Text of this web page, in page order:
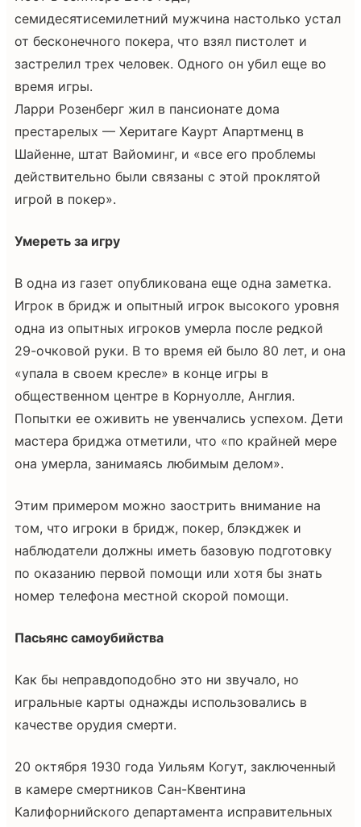
семидесятисемилетний мужчина настолько устал
от бесконечного покера, что взял пистолет и
застрелил трех человек. Одного он убил еще во
время игры.
Ларри Розенберг жил в пансионате дома
престарелых — Херитаге Каурт Апартменц в
Шайенне, штат Вайоминг, и «все его проблемы
действительно были связаны с этой проклятой
игрой в покер».
Умереть за игру
В одна из газет опубликована еще одна заметка.
Игрок в бридж и опытный игрок высокого уровня
одна из опытных игроков умерла после редкой
29-очковой руки. В то время ей было 80 лет, и она
«упала в своем кресле» в конце игры в
общественном центре в Корнуолле, Англия.
Попытки ее оживить не увенчались успехом. Дети
мастера бриджа отметили, что «по крайней мере
она умерла, занимаясь любимым делом».
Этим примером можно заострить внимание на
том, что игроки в бридж, покер, блэкджек и
наблюдатели должны иметь базовую подготовку
по оказанию первой помощи или хотя бы знать
номер телефона местной скорой помощи.
Пасьянс самоубийства
Как бы неправдоподобно это ни звучало, но
игральные карты однажды использовались в
качестве орудия смерти.
20 октября 1930 года Уильям Когут, заключенный
в камере смертников Сан-Квентина
Калифорнийского департамента исправительных